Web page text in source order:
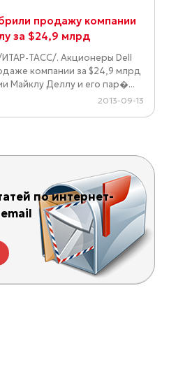
продажу компании
за $24,9 млрд
ТАСС/. Акционеры Dell
компании за $24,9 млрд
Майклу Деллу и его пар�...
2013-09-13
по интернет-